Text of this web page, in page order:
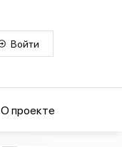
Войти
О проекте